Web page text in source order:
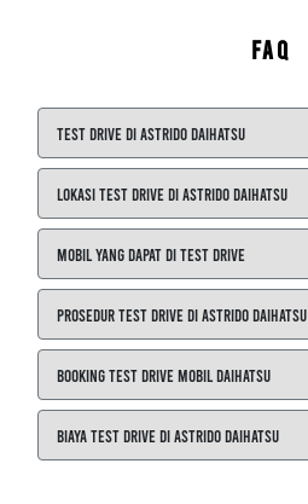
FAQ
Test Drive di ASTRIDO Daihatsu
Lokasi Test Drive di ASTRIDO Daihatsu
Mobil yang dapat di Test Drive
Prosedur Test Drive di ASTRIDO Daihatsu
Booking Test Drive Mobil Daihatsu
Biaya Test Drive di ASTRIDO Daihatsu